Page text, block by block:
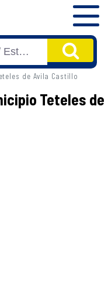
de Avila Castillo
Teteles de